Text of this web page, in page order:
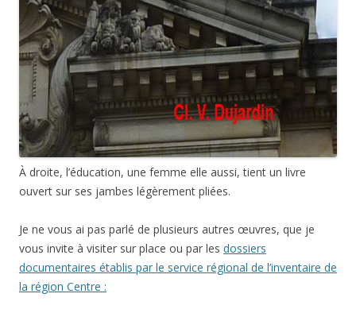
À droite, l’éducation, une femme elle aussi, tient un livre
ouvert sur ses jambes légèrement pliées.
Je ne vous ai pas parlé de plusieurs autres œuvres, que je
vous invite à visiter sur place ou par les dossiers
documentaires établis par le service régional de l’inventaire de
la région Centre :